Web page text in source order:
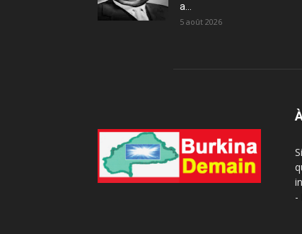
a...
5 août 2026
-